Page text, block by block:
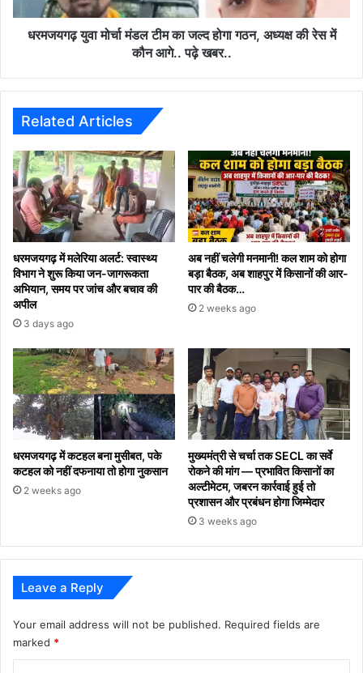
उठेगी
गठन,
अध्यक्ष
आगे..
पढ़े
खबर..
धरमजयगढ़ युवा मोर्चा मंडल टीम का जल्द होगा गठन, अध्यक्ष की रेस में
कौन आगे.. पढ़े खबर..
Related Articles
धरमजयगढ़ में मलेरिया अलर्ट: स्वास्थ्य
विभाग ने शुरू किया जन-जागरूकता
अभियान, समय पर जांच और बचाव की
अपील
3 days ago
अब नहीं चलेगी मनमानी! कल शाम को होगा
बड़ा बैठक, अब शाहपुर में किसानों की आर-
पार की बैठक…
2 weeks ago
धरमजयगढ़ में कटहल बना मुसीबत, पके
कटहल को नहीं दफनाया तो होगा नुकसान
2 weeks ago
मुख्यमंत्री से चर्चा तक SECL का सर्वे
रोकने की मांग — प्रभावित किसानों का
अल्टीमेटम, जबरन कार्रवाई हुई तो
प्रशासन और प्रबंधन होगा जिम्मेदार
3 weeks ago
Leave a Reply
Your email address will not be published. Required fields are
marked *